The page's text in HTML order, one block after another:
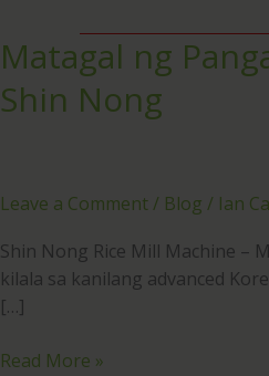
Matagal ng
Shin Nong
Leave a Comment/ Blog / Ian
Shin Nong Rice Mill Machine –
kilala sa kanilang advanced
[…]
Matagal
ng
Pangarap
John
ang
Rice
Milling
Business!
Magugustuhan
Read More »